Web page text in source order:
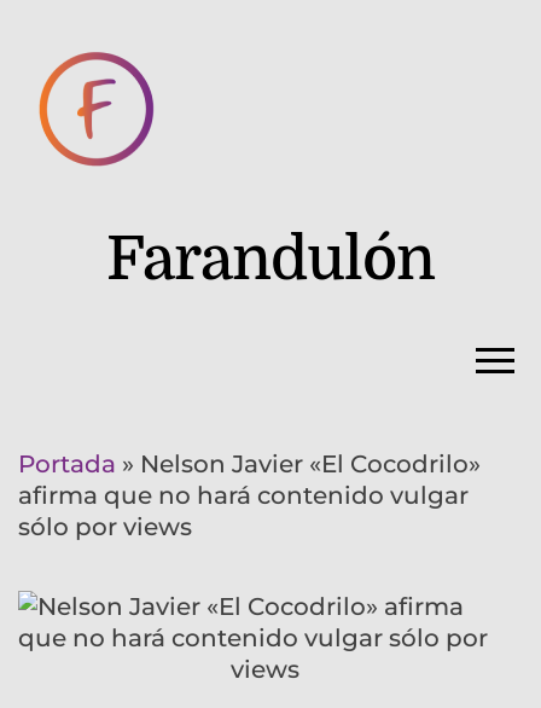
Farandulón
Portada » Nelson Javier «El Cocodrilo»
afirma que no hará contenido vulgar
sólo por views